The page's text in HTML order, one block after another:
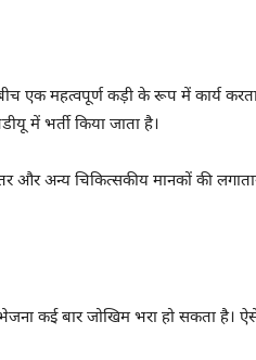
एक महत्वपूर्ण कड़ी के रूप में कार्य
में भर्ती किया जाता है।
चिकित्सकीय मानकों की लगातार
कई बार जोखिम भरा हो सकता है।